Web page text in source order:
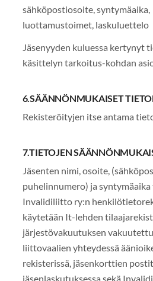
sähköpostiosoite, syntymäaika,
luottamustoimet, laskuluettelo
Jäsenyyden kuluessa kertynyt
käsittelyn tarkoitus-kohdan
6.SÄÄNNÖNMUKAISET
Rekisteröityjen itse antama
7.TIETOJEN
Jäsenten nimi, osoite,
puhelinnumero) ja
Invalidiliitto ry:n
käytetään It-lehden
järjestövakuutuksen
liittovaalien yhteydessä
rekisterissä, jäsenkorttien
jäsenlaskutuksessa sekä